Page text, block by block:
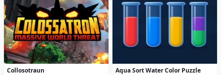
Collosotraun Aqua Sort Water Color Puzzle